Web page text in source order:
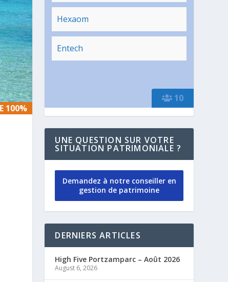
100%
100%
10
Hexaom
Entech
UNE QUESTION SUR VOTRE
SITUATION PATRIMONIALE ?
Demandez à notre conseiller en
gestion de patrimoine
DERNIERS ARTICLES
High Five Portzamparc – Août 2026
August 6, 2026